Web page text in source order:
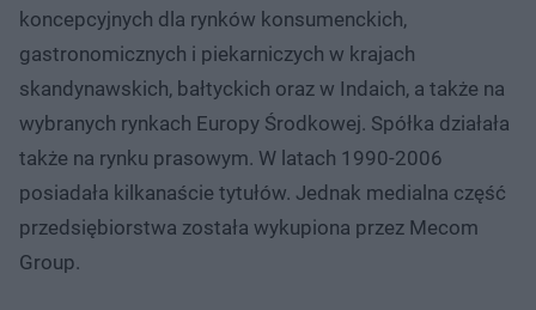
koncepcyjnych dla rynków konsumenckich,
gastronomicznych i piekarniczych w krajach
skandynawskich, bałtyckich oraz w Indaich, a także na
wybranych rynkach Europy Środkowej. Spółka działała
także na rynku prasowym. W latach 1990-2006
posiadała kilkanaście tytułów. Jednak medialna część
przedsiębiorstwa została wykupiona przez Mecom
Group.